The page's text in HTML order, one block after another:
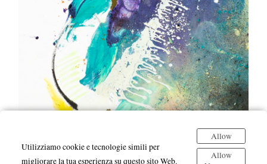
Utilizziamo cookie e tecnologie simili per
migliorare la tua esperienza su questo sito Web.
Allow
Allow